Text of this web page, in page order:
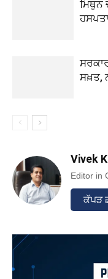
ਮਿਥੁਨ
ਸਖ਼ਤ,
Vivek
Editor in
ਕੱਪੜ